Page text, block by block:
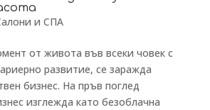
и СПА
от живота във всеки човек с
развитие, се заражда
бизнес. На пръв поглед
изглежда като безоблачна